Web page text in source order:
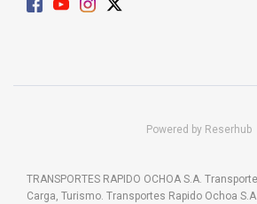
Powered by Reserhub
TRANSPORTES RAPIDO OCHOA S.A.
Carga, Turismo. Transportes Rapido Ochoa